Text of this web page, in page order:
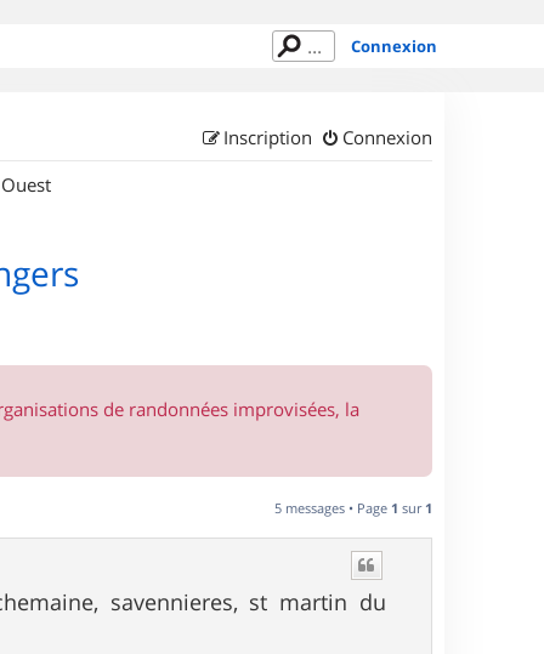
Connexion
Connexion
Inscription
de randonnées improvisées, la
5 messages • Page 1 sur 1
savennieres, st martin du